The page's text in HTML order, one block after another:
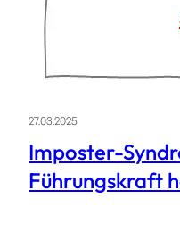
27.03.2025
Imposter-
Führungskraft